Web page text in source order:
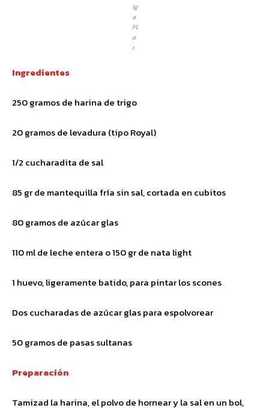
ig
a
Fl
o
r.
Ingredientes
250 gramos de harina de trigo
20 gramos de levadura (tipo Royal)
1/2 cucharadita de sal
85 gr de mantequilla fría sin sal, cortada en cubitos
80 gramos de azúcar glas
110 ml de leche entera o 150 gr de nata light
1 huevo, ligeramente batido, para pintar los scones
Dos cucharadas de azúcar glas para espolvorear
50 gramos de pasas sultanas
Preparación
Tamizad la harina, el polvo de hornear y la sal en un bol,